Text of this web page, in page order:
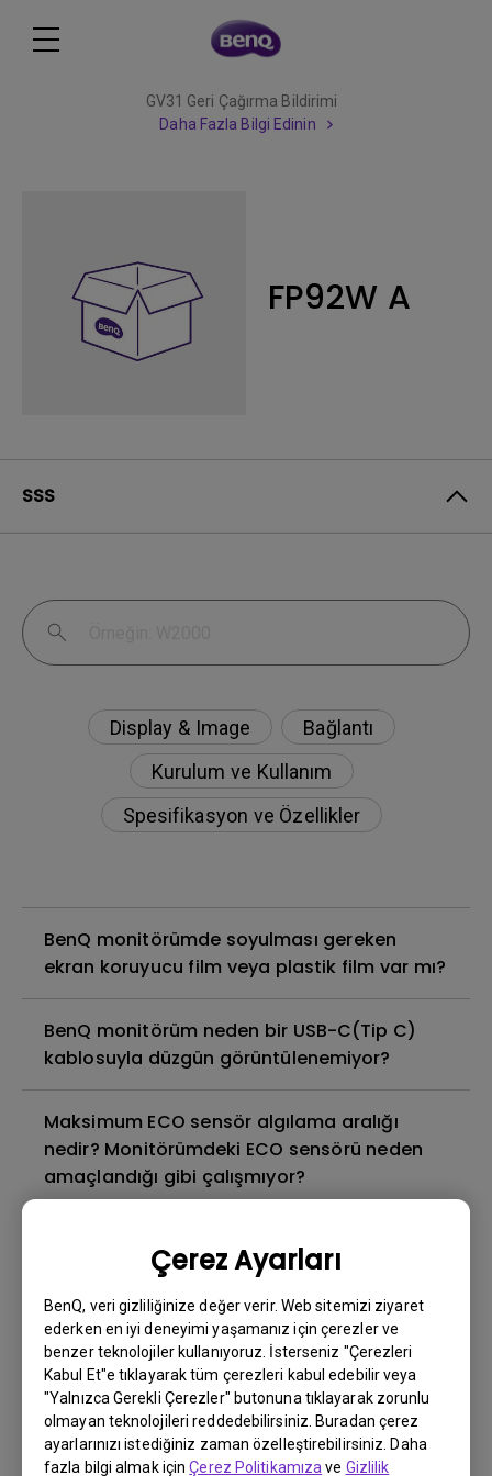
Çerez Ayarları
BenQ, veri gizliliğinize değer verir. Web sitemizi ziyaret
ederken en iyi deneyimi yaşamanız için çerezler ve
benzer teknolojiler kullanıyoruz. İsterseniz "Çerezleri
Kabul Et"e tıklayarak tüm çerezleri kabul edebilir veya
"Yalnızca Gerekli Çerezler" butonuna tıklayarak zorunlu
olmayan teknolojileri reddedebilirsiniz. Buradan çerez
ayarlarınızı istediğiniz zaman özelleştirebilirsiniz. Daha
fazla bilgi almak içinÇerez Politikamıza ve Gizlilik
GV31 Geri Çağırma Bildirimi
Daha Fazla Bilgi Edinin
FP92W A
SSS
Display & Image
Bağlantı
Kurulum ve Kullanım
Spesifikasyon ve Özellikler
BenQ monitörümde soyulması gereken
ekran koruyucu film veya plastik film var mı?
BenQ monitörüm neden bir USB-C(Tip C)
kablosuyla düzgün görüntülenemiyor?
Maksimum ECO sensör algılama aralığı
nedir? Monitörümdeki ECO sensörü neden
amaçlandığı gibi çalışmıyor?
kaçınılır veya ondan nasıl kurtuluruz?
Arka ışık sızıntısı veya arka ışık sızıntısı
nedir?
Monitörümde neden titreme var?